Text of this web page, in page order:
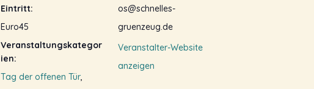
Eintritt:
Euro45
Veranstaltungskategor
ien:
Tag der offenen Tür,
os@schnelles-
gruenzeug.de
Veranstalter-Website
anzeigen